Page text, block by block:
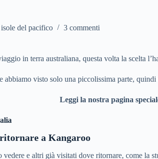
del pacifico 3 commenti
in terra australiana, questa volta la scelta
abbiamo visto solo una piccolissima parte,
Leggi la nostra pagina
a Kangaroo
e altri già visitati dove ritornare, come la